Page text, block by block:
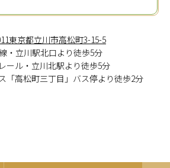
東京都立川市高松町3-15-5
・立川駅北口より徒歩5分
ール・立川北駅より徒歩5分
「高松町三丁目」バス停より徒歩2分